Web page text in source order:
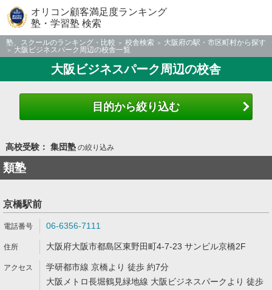
オリコン顧客満足度ランキング
塾・学習塾 検索
塾、スクールのランキング・比較 校舎検索
大阪府の駅・市区町村から探す
大阪ビジネスパーク周辺の校舎一覧
大阪ビジネスパーク周辺の校舎
目的から絞り込む
高校受験： 集団塾の絞り込み
類塾
京橋駅前
06-6356-7111
大阪府大阪市都島区東野田町4-7-23 サンビル京橋2F
学研都市線 京橋より 徒歩 約7分
大阪メトロ長堀鶴見緑地線 大阪ビジネスパークより 徒歩